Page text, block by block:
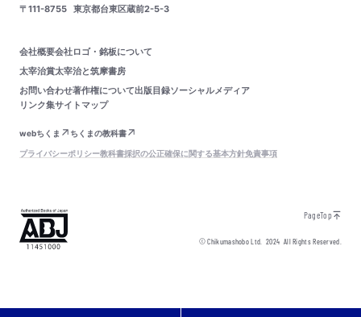
〒111-8755 東京都台東区蔵前2-5-3
会社概要会社ロゴ・銘板について
太宰治賞太宰治と筑摩書房
お問い合わせ著作権について出版目録ソーシャルメディア
リンク集サイトマップ
webちくま
ちくまの教科書
プライバシーポリシー教科書採択の公正確保に関する基本方針免責事項
PageTop
© Chikumashobo Ltd.2024 All Rights Reserved.